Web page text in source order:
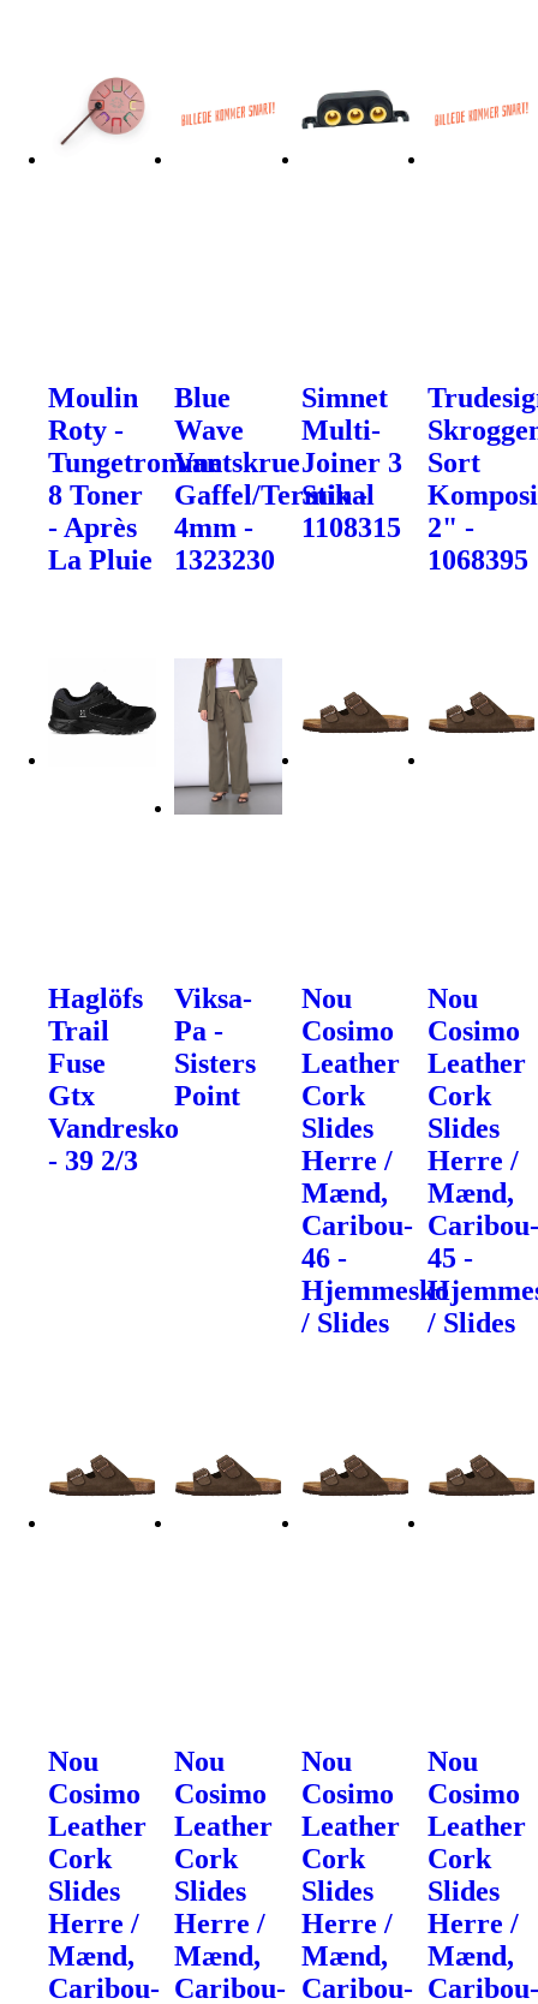
Moulin
Roty -
Tungetromme
8 Toner
- Après
La Pluie
Blue
Wave
Vantskrue
Gaffel/Terminal
4mm -
1323230
Simnet
Multi-
Joiner 3
Stik -
1108315
Sort
2" -
1068395
Haglöfs
Trail
Fuse
Gtx
Vandresko
- 39 2/3
Viksa-
Pa -
Sisters
Point
Nou
Cosimo
Leather
Cork
Slides
Herre /
Mænd,
Caribou-
46 -
Hjemmesko
/ Slides
Nou
Cosimo
Leather
Cork
Slides
Herre /
Mænd,
45 -
/ Slides
Nou
Cosimo
Leather
Cork
Slides
Herre /
Mænd,
Caribou-
Nou
Cosimo
Leather
Cork
Slides
Herre /
Mænd,
Caribou-
Nou
Cosimo
Leather
Cork
Slides
Herre /
Mænd,
Caribou-
Nou
Cosimo
Leather
Cork
Slides
Herre /
Mænd,